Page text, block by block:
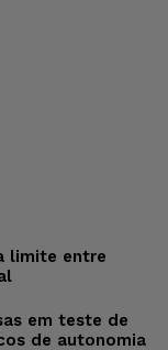
limite entre
em teste de
de autonomia